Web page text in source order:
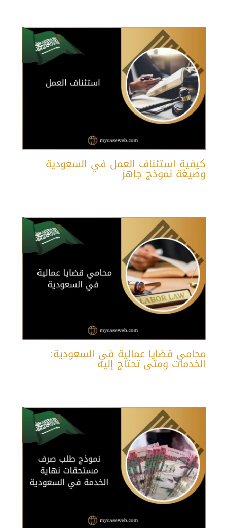
كيفية استئناف العمل في السعودية
وصيغة نموذج جاهز
محامي قضايا عمالية في السعودية:
الخدمات ومتى تحتاج إليه